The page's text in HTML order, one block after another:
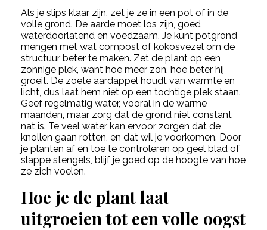
Als je slips klaar zijn, zet je ze in een pot of in de
volle grond. De aarde moet los zijn, goed
waterdoorlatend en voedzaam. Je kunt potgrond
mengen met wat compost of kokosvezel om de
structuur beter te maken. Zet de plant op een
zonnige plek, want hoe meer zon, hoe beter hij
groeit. De zoete aardappel houdt van warmte en
licht, dus laat hem niet op een tochtige plek staan.
Geef regelmatig water, vooral in de warme
maanden, maar zorg dat de grond niet constant
nat is. Te veel water kan ervoor zorgen dat de
knollen gaan rotten, en dat wil je voorkomen. Door
je planten af en toe te controleren op geel blad of
slappe stengels, blijf je goed op de hoogte van hoe
ze zich voelen.
Hoe je de plant laat
uitgroeien tot een volle oogst